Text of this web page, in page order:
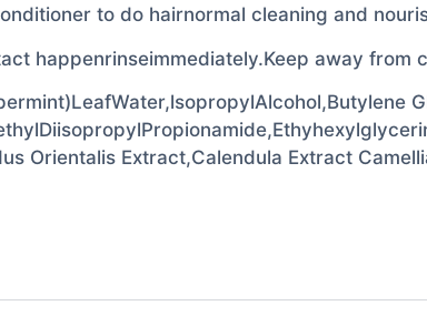
to do hairnormal cleaning and
happenrinseimmediately.Keep away from
Orientalis Extract,Calendula Extract